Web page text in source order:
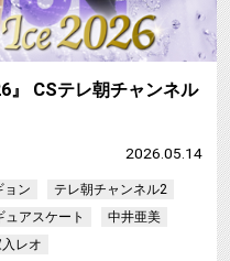
』 CSテレ朝チャンネル
2026.05.14
ョン
テレ朝チャンネル2
ュアスケート
中井亜美
レオ